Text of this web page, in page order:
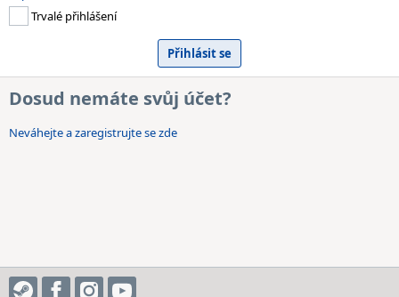
Trvalé přihlášení
Dosud nemáte svůj účet?
Neváhejte a zaregistrujte se zde